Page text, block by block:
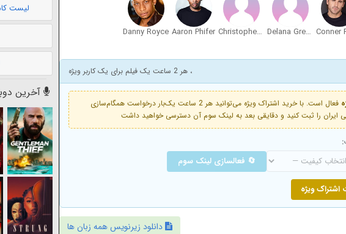
Delana Green
Christopher Monfor Jr.
Aaron Phifer
Danny Royce
، هر 2 ساعت یک فیلم برای یک کاربر ویژه
فعال است. با خرید اشتراک ویژه می‌توانید هر 2 ساعت یک‌بار درخواست همگام‌سازی
🔄 فعالسازی لینک سوم
اشتراک ویژه
دانلود زیرنویس همه زبان ها
لیست
آخرین